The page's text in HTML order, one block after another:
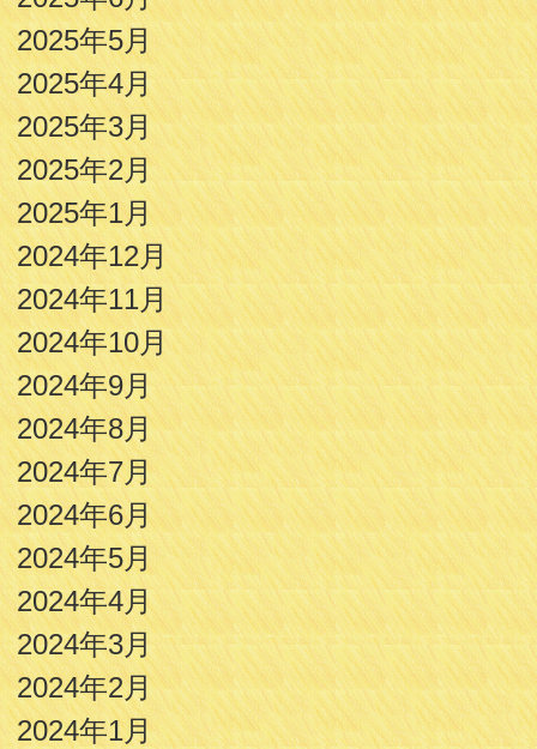
2025年5月
2025年4月
2025年3月
2025年2月
2025年1月
2024年12月
2024年11月
2024年10月
2024年9月
2024年8月
2024年7月
2024年6月
2024年5月
2024年4月
2024年3月
2024年2月
2024年1月